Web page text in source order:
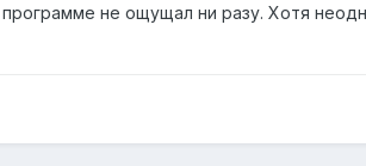
не ощущал ни разу. Хотя